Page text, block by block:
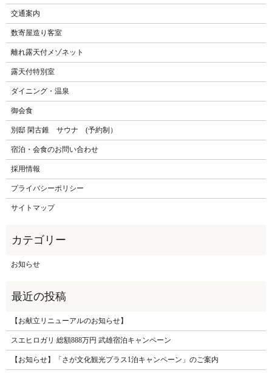
交通案内
数寄屋造り客室
離れ露天付メゾネット
露天付特別室
ダイニング・温泉
御会食
別邸 閑古錐 サウナ (予約制）
宿泊・会食のお問い合わせ
採用情報
プライバシーポリシー
サイトマップ
お知らせ
【お献立リニューアルのお知らせ】
スエヒロガリ 総額888万円 武雄宿泊キャンペーン
【お知らせ】「さが文化観光プラス1泊キャンペーン」のご案内